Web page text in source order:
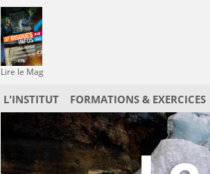
Lire le Mag
L'INSTITUT FORMATIONS & EXERCICES